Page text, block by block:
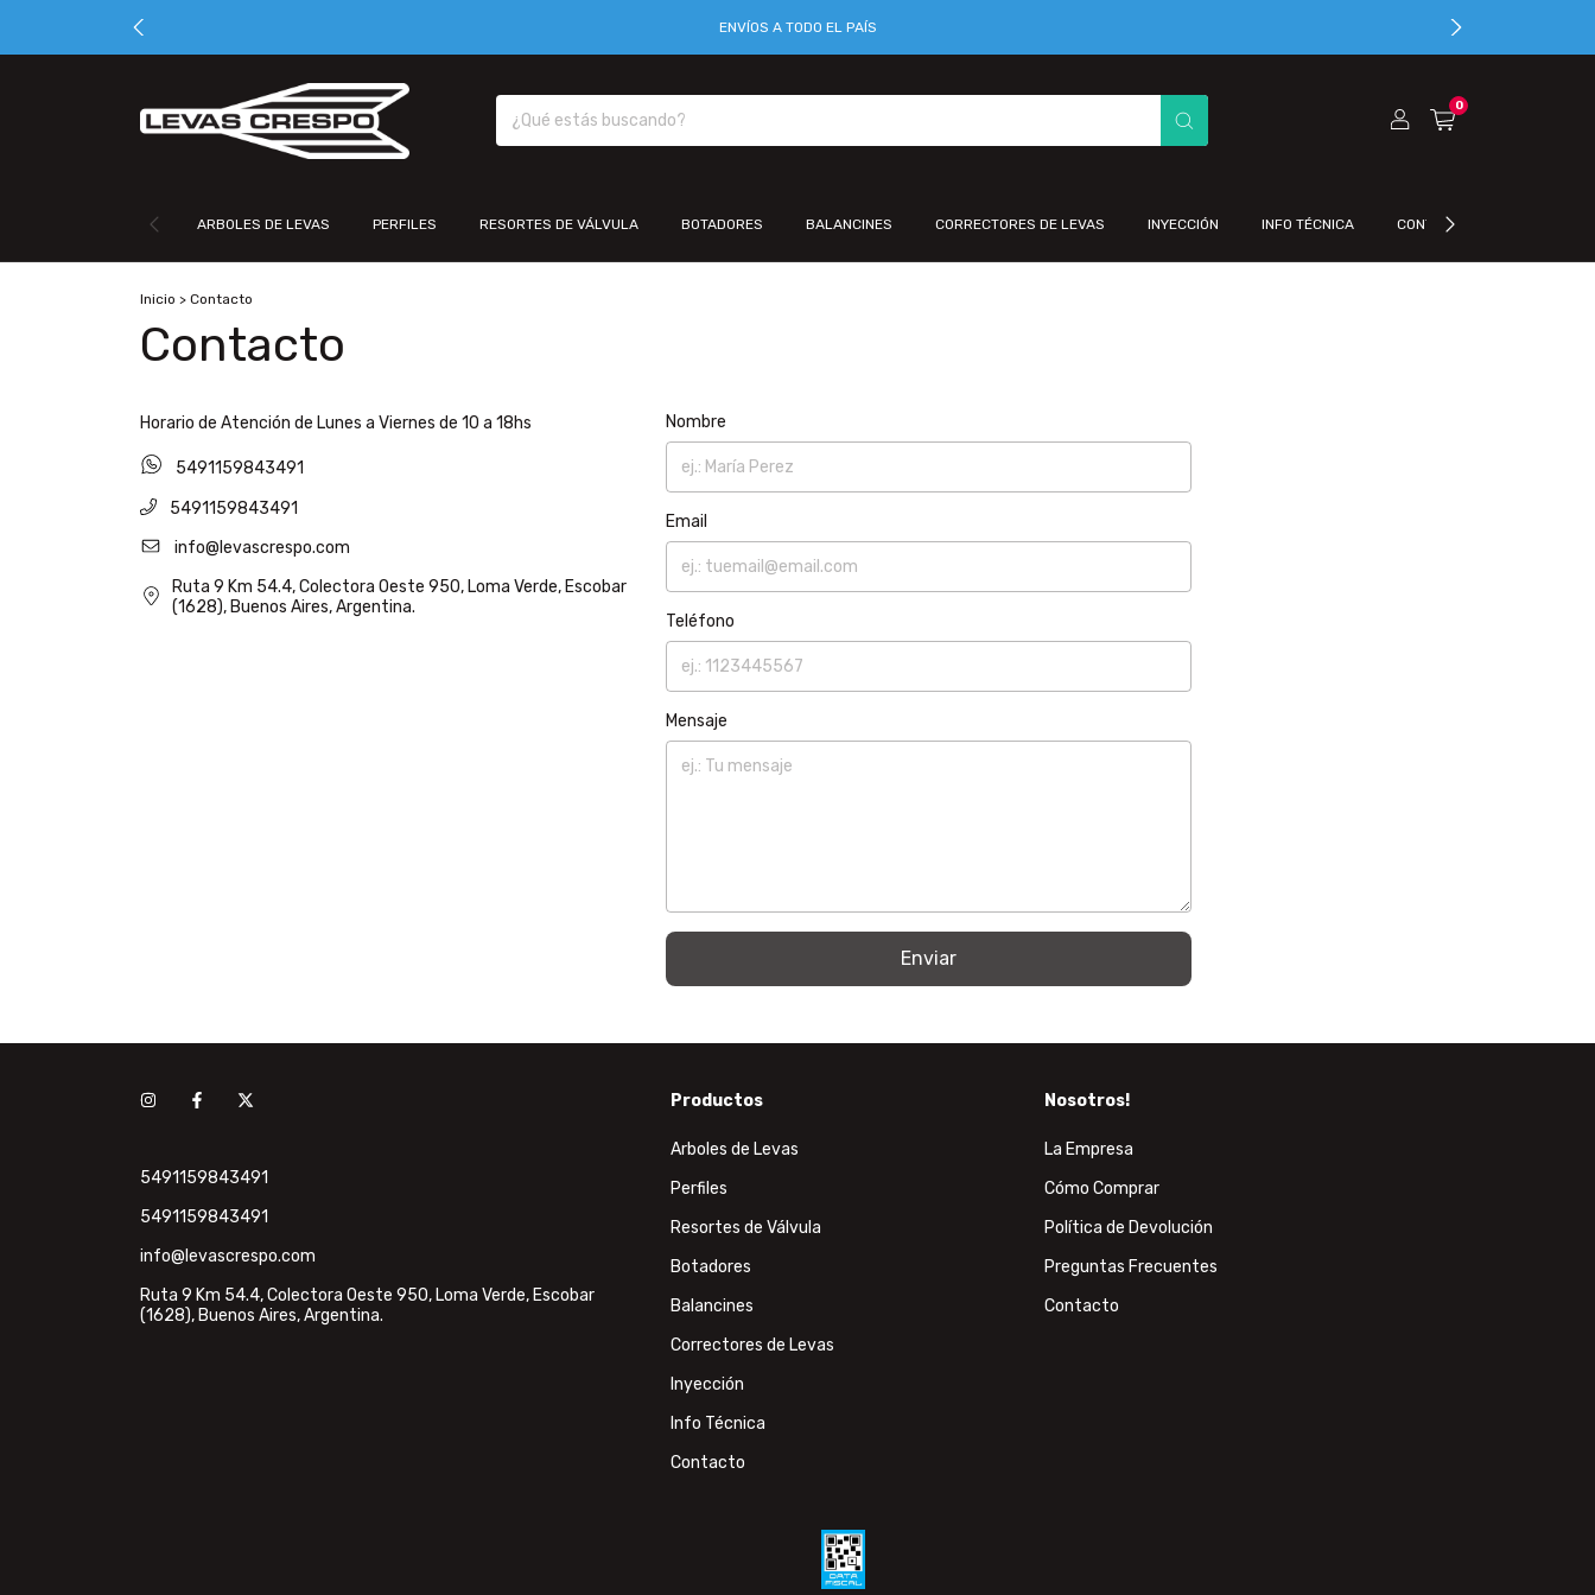
ENVÍOS A TODO EL PAÍS
0
ARBOLES DE LEVAS PERFILES RESORTES DE VÁLVULA BOTADORES BALANCINES CORRECTORES DE LEVAS INYECCIÓN INFO TÉCNICA CONTACTO
Inicio > Contacto
Contacto
Horario de Atención de Lunes a Viernes de 10 a 18hs
5491159843491
5491159843491
info@levascrespo.com
Ruta 9 Km 54.4, Colectora Oeste 950, Loma Verde, Escobar
(1628), Buenos Aires, Argentina.
Nombre
Email
Teléfono
Mensaje
Enviar
5491159843491
5491159843491
info@levascrespo.com
Ruta 9 Km 54.4, Colectora Oeste 950, Loma Verde, Escobar
(1628), Buenos Aires, Argentina.
Productos
Arboles de Levas
Perfiles
Resortes de Válvula
Botadores
Balancines
Correctores de Levas
Inyección
Info Técnica
Contacto
Nosotros!
La Empresa
Cómo Comprar
Política de Devolución
Preguntas Frecuentes
Contacto